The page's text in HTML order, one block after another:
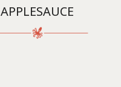
APPLESAUCE